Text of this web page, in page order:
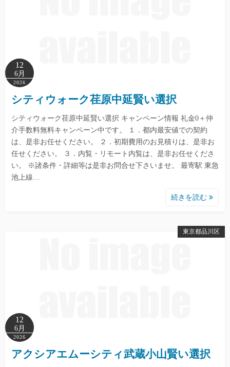
12
6月
2026
シティウォーク荏原中延賢い選択
シティウォーク荏原中延賢い選択 キャンペーン情報 礼金0＋仲
介手数料無料キャンペーン中です。 １．都内最安値での契約
は、是非お任せください。 ２．初期費用のお見積りは、是非お
任せください。 ３．内覧・リモート内覧は、是非お任せくださ
い。 ※諸条件・詳細等は是非お問合せ下さいませ。 最寄駅 東急
池上線…
続きを読む
東京都品川区
12
6月
2026
アクシアエムーシティ武蔵小山賢い選択